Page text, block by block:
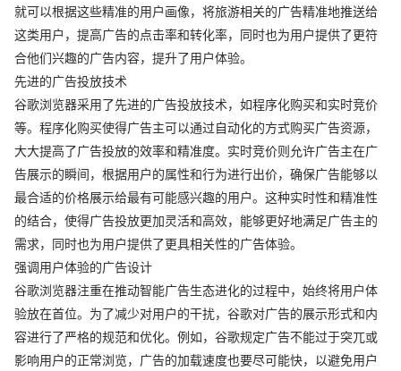
就可以根据这些精准的用户画像，将旅游相关的广告精准地推送给
这类用户，提高广告的点击率和转化率，同时也为用户提供了更符
合他们兴趣的广告内容，提升了用户体验。
先进的广告投放技术
谷歌浏览器采用了先进的广告投放技术，如程序化购买和实时竞价
等。程序化购买使得广告主可以通过自动化的方式购买广告资源，
大大提高了广告投放的效率和精准度。实时竞价则允许广告主在广
告展示的瞬间，根据用户的属性和行为进行出价，确保广告能够以
最合适的价格展示给最有可能感兴趣的用户。这种实时性和精准性
的结合，使得广告投放更加灵活和高效，能够更好地满足广告主的
需求，同时也为用户提供了更具相关性的广告体验。
强调用户体验的广告设计
谷歌浏览器注重在推动智能广告生态进化的过程中，始终将用户体
验放在首位。为了减少对用户的干扰，谷歌对广告的展示形式和内
容进行了严格的规范和优化。例如，谷歌规定广告不能过于突兀或
影响用户的正常浏览，广告的加载速度也要尽可能快，以避免用户